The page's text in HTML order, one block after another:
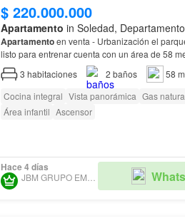
$ 220.000.000
Apartamento in Soledad,
Apartamentoen venta - Urbanización el
listo para entrenar cuenta con un área de 58
3 habitaciones 2 baños
58
Cocina integral Vista panorámica Gas
Área infantil Ascensor
Hace 4 días